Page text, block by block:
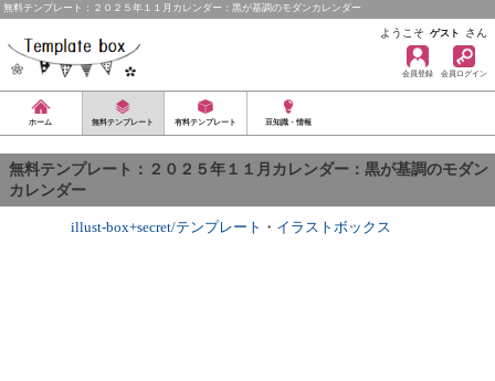
無料テンプレート：２０２５年１１月カレンダー：黒が基調のモダンカレンダー
ようこそ ゲスト さん
会員登録 会員ログイン
ホーム 無料テンプレート 有料テンプレート 豆知識・情報
無料テンプレート：２０２５年１１月カレンダー：黒が基調のモダン
カレンダー
illust-box+secret/テンプレート ・ イラストボックス